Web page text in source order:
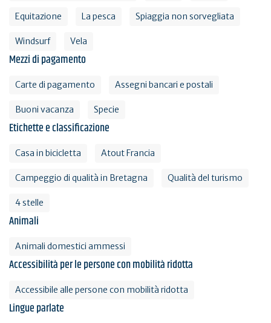
Equitazione La pesca Spiaggia non sorvegliata
Windsurf Vela
Mezzi di pagamento
Carte di pagamento Assegni bancari e postali
Buoni vacanza Specie
Etichette e classificazione
Casa in bicicletta Atout Francia
Campeggio di qualità in Bretagna Qualità del turismo
4 stelle
Animali
Animali domestici ammessi
Accessibilità per le persone con mobilità ridotta
Accessibile alle persone con mobilità ridotta
Lingue parlate